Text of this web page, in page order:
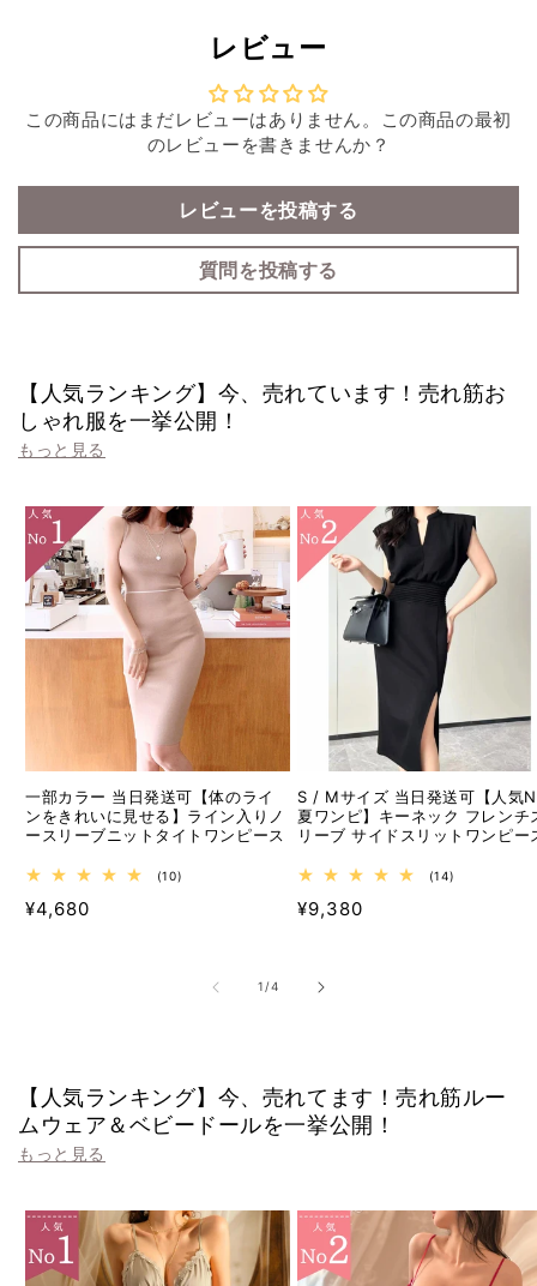
レビュー
この商品にはまだレビューはありません。この商品の最初
のレビューを書きませんか？
レビューを投稿する
質問を投稿する
【人気ランキング】今、売れています！売れ筋お
しゃれ服を一挙公開！
もっと見る
一部カラー 当日発送可【体のライ
ンをきれいに見せる】ライン入りノ
ースリーブニットタイトワンピース
(10)
通
¥4,680
S / Mサイズ 当日発送可【人気
夏ワンピ】キーネック フレンチ
リーブ サイドスリットワンピー
(14)
通
¥9,380
1/の
4
【人気ランキング】今、売れてます！売れ筋ルー
ムウェア＆ベビードールを一挙公開！
もっと見る